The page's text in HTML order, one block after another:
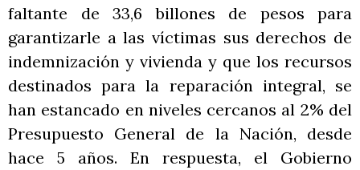
faltante de 33,6 billones de pesos para
garantizarle a las víctimas sus derechos de
indemnización y vivienda y que los recursos
destinados para la reparación integral, se
han estancado en niveles cercanos al 2% del
Presupuesto General de la Nación, desde
hace 5 años. En respuesta, el Gobierno